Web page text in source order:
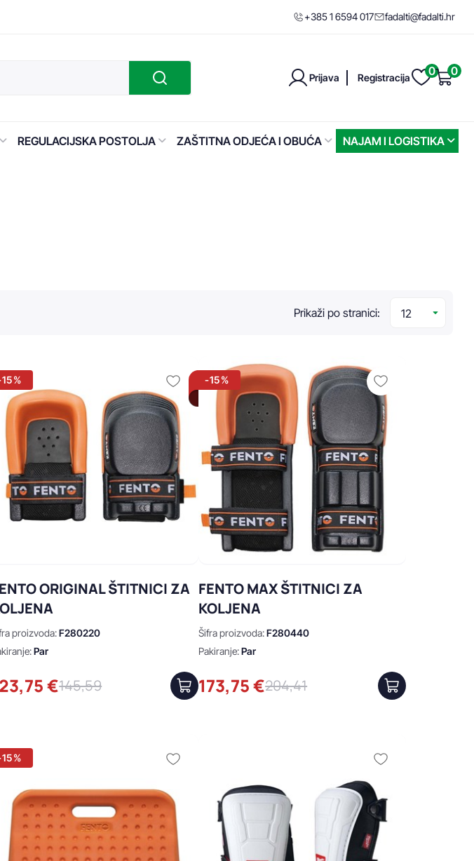
+385 1 6594 017 fadalti@fadalti.hr
Prijava Registracija 0 0
REGULACIJSKA POSTOLJA ZAŠTITNA ODJEĆA I OBUĆA NAJAM I LOGISTIKA
Prikaži po stranici:
ORIGINAL ŠTITNICI ZA
proizvoda:F280220
Par
€145,59
-15%
FENTO MAX ŠTITNICI ZA
KOLJENA
Šifra proizvoda:F280440
Pakiranje:Par
173,75 €204,41